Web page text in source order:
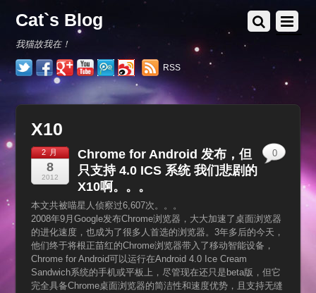
Cat`s Blog
我猫故我在！
RSS
X10
2 月
8
2012
Chrome for Android 发布，但
只支持 4.0 ICS 系统 我们悲剧的
X10啊。。。
本文共被喵星人侦察过6,607次。。。
2008年9月Google发布Chrome浏览器，大大加速了桌面浏览器
的进化速度，也成为了很多人首选的浏览器。3年多后的今天，
他们终于将根正苗红的Chrome浏览器带入了移动智能设备，
Chrome for Android可以运行在Android 4.0 Ice Cream
Sandwich系统的手机或平板上，尽管现在还只是beta版，但它
完全具备Chrome桌面浏览器的简洁性和速度优势，且支持无缝
0